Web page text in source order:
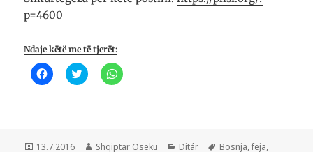
p=4600
Ndaje këtë me të tjerët:
K
l
ë
K
l
ë
K
l
ë
Postuar
13.7.2016 Autor
Shqiptar Oseku Kategori
Ditár Etiketa
Bosnja,feja,